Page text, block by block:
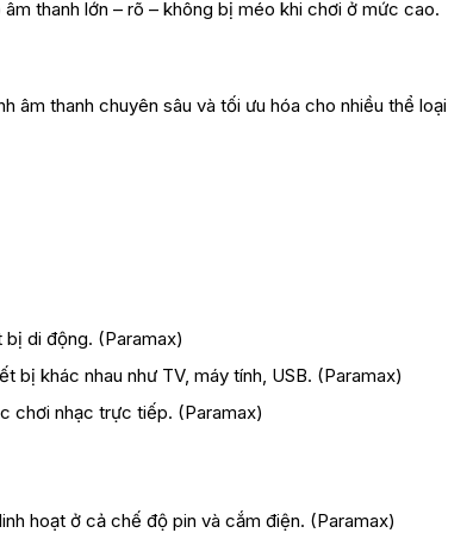
âm thanh lớn – rõ – không bị méo khi chơi ở mức cao.
âm thanh chuyên sâu và tối ưu hóa cho nhiều thể loại
bị di động. (Paramax)
bị khác nhau như TV, máy tính, USB. (Paramax)
chơi nhạc trực tiếp. (Paramax)
linh hoạt ở cả chế độ pin và cắm điện. (Paramax)